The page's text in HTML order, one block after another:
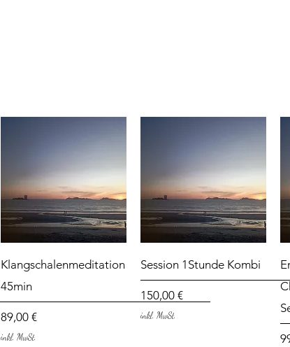
Schnellansicht
Klangschalenmeditation
45min
Preis
89,00 €
inkl. MwSt.
Schnellansicht
Session 1Stunde Kombi
Preis
150,00 €
inkl. MwSt.